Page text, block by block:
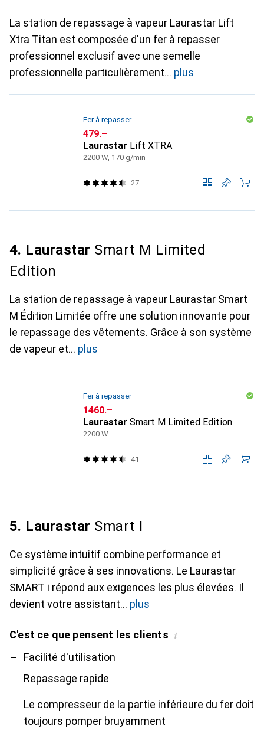
La station de repassage à vapeur Laurastar Lift
Xtra Titan est composée d'un fer à repasser
professionnel exclusif avec une semelle
professionnelle particulièrement
plus
Fer à repasser
CHF
479.–
Laurastar Lift XTRA
2200 W, 170 g/min
27
4. Laurastar Smart M Limited
Edition
La station de repassage à vapeur Laurastar Smart
M Édition Limitée offre une solution innovante pour
le repassage des vêtements. Grâce à son système
de vapeur et
plus
Fer à repasser
CHF
1460.–
Laurastar Smart M Limited Edition
2200 W
41
5. Laurastar Smart I
Ce système intuitif combine performance et
simplicité grâce à ses innovations. Le Laurastar
SMART i répond aux exigences les plus élevées. Il
devient votre assistant
plus
C'est ce que pensent les clients i
ProFacilité d'utilisation
Repassage rapide
Contre
Le compresseur de la partie inférieure du fer doit
toujours pomper bruyamment